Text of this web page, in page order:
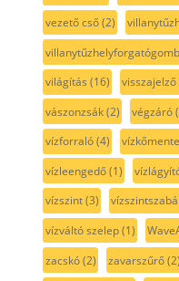
vezető cső(2)
villanytűzhelyforgatógomb
világítás (16) visszajelző
vászonzsák(2) végzáró
vízforraló(4)
vízleengedő(1)
vízszint(3)
vízváltó szelep(1)
zacskó(2) zavarszűrő(2)